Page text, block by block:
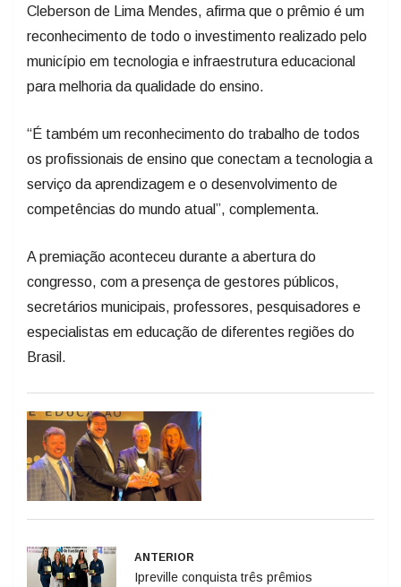
Cleberson de Lima Mendes, afirma que o prêmio é um
reconhecimento de todo o investimento realizado pelo
município em tecnologia e infraestrutura educacional
para melhoria da qualidade do ensino.
“É também um reconhecimento do trabalho de todos
os profissionais de ensino que conectam a tecnologia a
serviço da aprendizagem e o desenvolvimento de
competências do mundo atual”, complementa.
A premiação aconteceu durante a abertura do
congresso, com a presença de gestores públicos,
secretários municipais, professores, pesquisadores e
especialistas em educação de diferentes regiões do
Brasil.
ANTERIOR
Ipreville conquista três prêmios